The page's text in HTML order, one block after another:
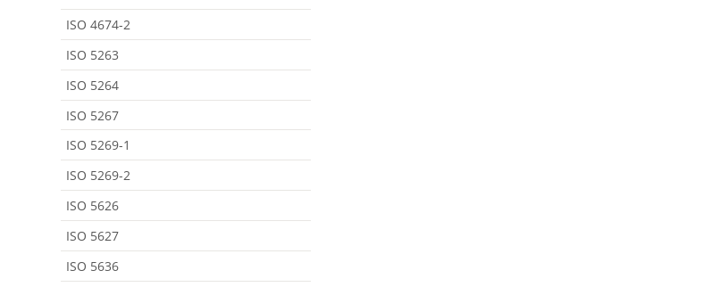
ISO 4674-2
ISO 5263
ISO 5264
ISO 5267
ISO 5269-1
ISO 5269-2
ISO 5626
ISO 5627
ISO 5636